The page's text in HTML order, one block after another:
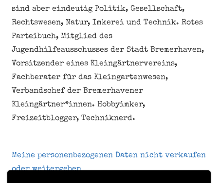
sind aber eindeutig Politik, Gesellschaft,
Rechtswesen, Natur, Imkerei und Technik. Rotes
Parteibuch, Mitglied des
Jugendhilfeausschusses der Stadt Bremerhaven,
Vorsitzender eines Kleingärtnervereins,
Fachberater für das Kleingartenwesen,
Verbandschef der Bremerhavener
Kleingärtner*innen. Hobbyimker,
Freizeitblogger, Techniknerd.
Meine personenbezogenen Daten nicht verkaufen
oder weitergeben